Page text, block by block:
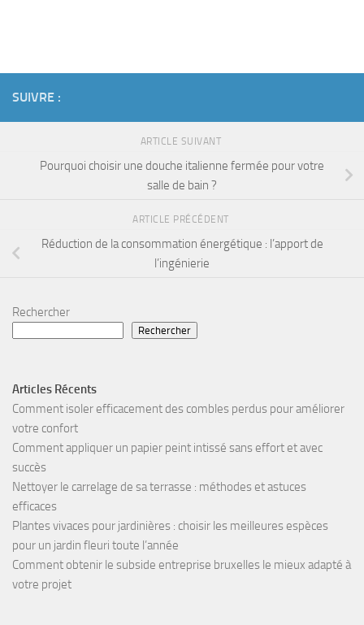
SUIVRE :
ARTICLE SUIVANT
Pourquoi choisir une douche italienne fermée pour votre
salle de bain ?
ARTICLE PRÉCÉDENT
Réduction de la consommation énergétique : l’apport de
l’ingénierie
Rechercher
Rechercher
Articles Récents
Comment isoler efficacement des combles perdus pour améliorer
votre confort
Comment appliquer un papier peint intissé sans effort et avec
succès
Nettoyer le carrelage de sa terrasse : méthodes et astuces
efficaces
Plantes vivaces pour jardinières : choisir les meilleures espèces
pour un jardin fleuri toute l’année
Comment obtenir le subside entreprise bruxelles le mieux adapté à
votre projet